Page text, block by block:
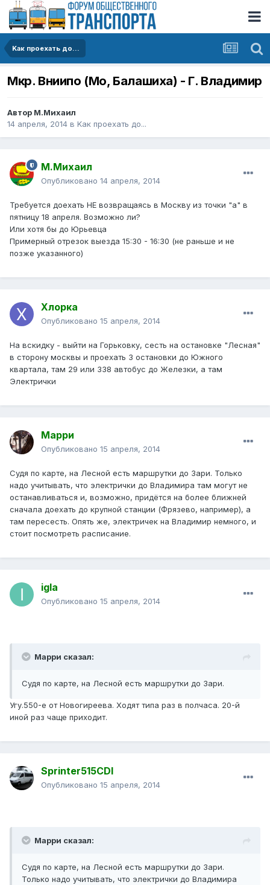
Kак проехать до...
Мкр. Вниипо (Мо, Балашиха) - Г. Владимир
Автор М.Михаил
14 апреля, 2014 в Kак проехать до...
М.Михаил
Опубликовано 14 апреля, 2014
Требуется доехать НЕ возвращаясь в Москву из точки "а" в
пятницу 18 апреля. Возможно ли?
Или хотя бы до Юрьевца
Примерный отрезок выезда 15:30 - 16:30 (не раньше и не
позже указанного)
Хлорка
Опубликовано 15 апреля, 2014
На вскидку - выйти на Горьковку, сесть на остановке "Лесная"
в сторону москвы и проехать З остановки до Южного
квартала, там 29 или 338 автобус до Железки, а там
Электрички
Марри
Опубликовано 15 апреля, 2014
Судя по карте, на Лесной есть маршрутки до Зари. Только
надо учитывать, что электрички до Владимира там могут не
останавливаться и, возможно, придётся на более ближней
сначала доехать до крупной станции (Фрязево, например), а
там пересесть. Опять же, электричек на Владимир немного, и
стоит посмотреть расписание.
igla
Опубликовано 15 апреля, 2014
Марри сказал:
Судя по карте, на Лесной есть маршрутки до Зари.
Угу.550-е от Новогиреева. Ходят типа раз в полчаса. 20-й
иной раз чаще приходит.
Sprinter515CDI
Опубликовано 15 апреля, 2014
Марри сказал:
Судя по карте, на Лесной есть маршрутки до Зари.
Только надо учитывать, что электрички до Владимира